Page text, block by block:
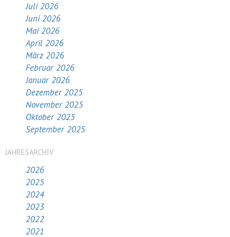
Juli 2026
Juni 2026
Mai 2026
April 2026
März 2026
Februar 2026
Januar 2026
Dezember 2025
November 2025
Oktober 2025
September 2025
JAHRESARCHIV
2026
2025
2024
2023
2022
2021